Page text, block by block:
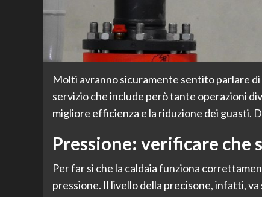
Molti avranno sicuramente sentito parlare
servizio che include però tante operazioni
migliore efficienza e la riduzione dei guasti.
Pressione: verificare che
Per far sì che la caldaia funziona
pressione. Il livello della precisone, infatti,